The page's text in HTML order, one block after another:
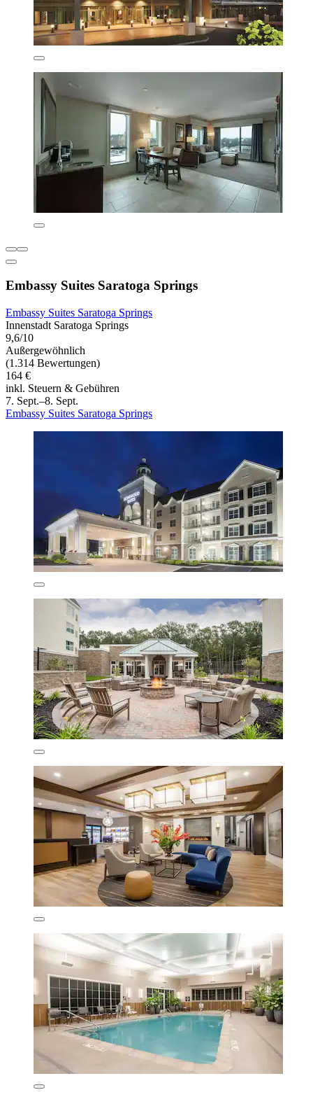
Embassy Suites Saratoga Springs
Embassy Suites Saratoga Springs
Innenstadt Saratoga Springs
9,6/10
Außergewöhnlich
(1.314 Bewertungen)
164 €
inkl. Steuern & Gebühren
7. Sept.–8. Sept.
Embassy Suites Saratoga Springs